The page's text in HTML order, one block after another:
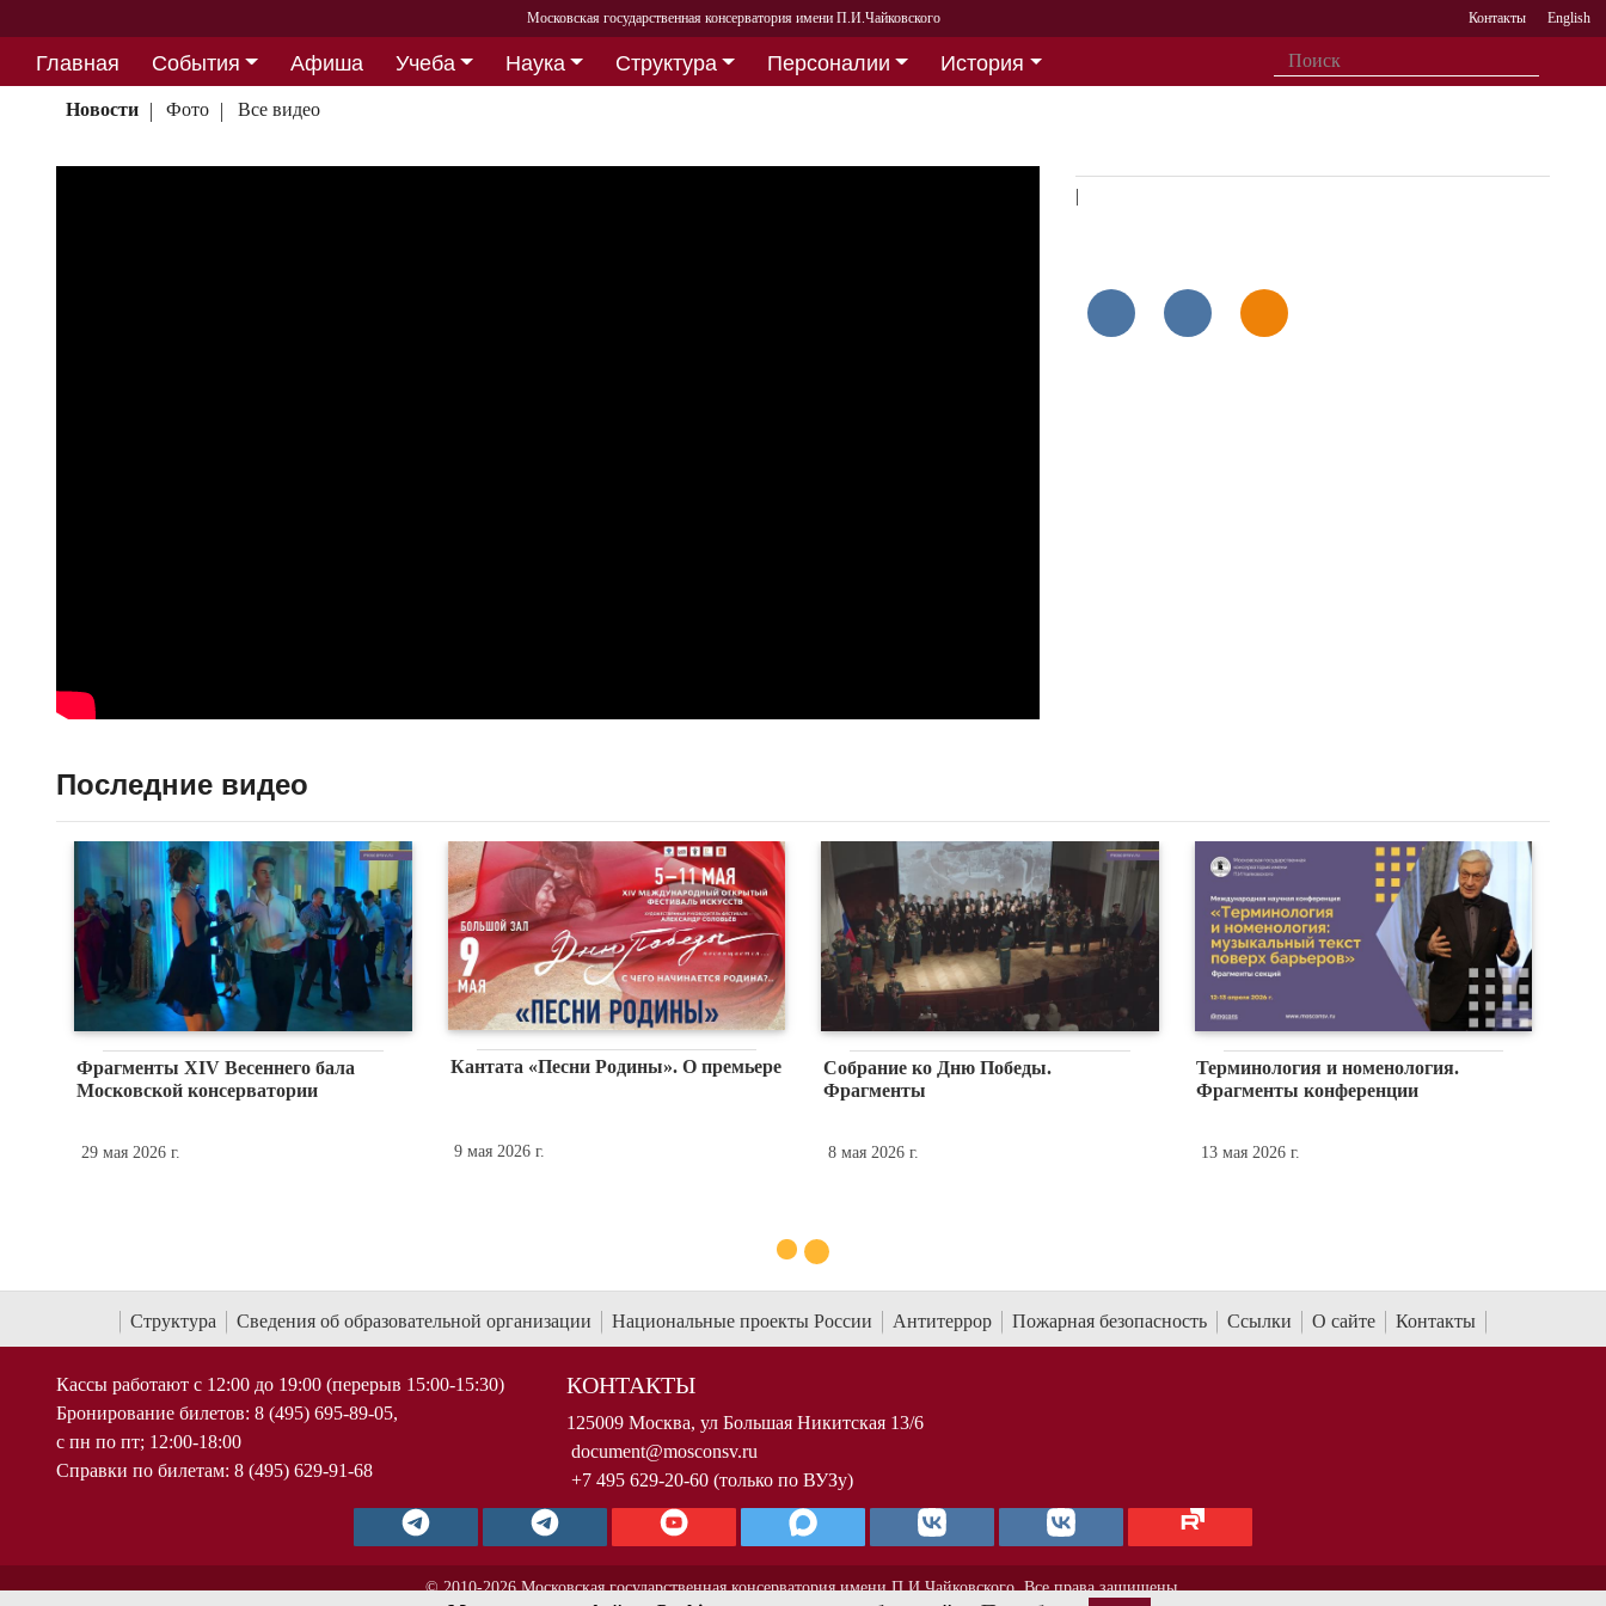
Московская государственная консерватория имени П.И.Чайковского Контакты English
Главная События Афиша Учеба Наука Структура Персоналии
История
Партнерство
Новости Фото Все видео
|
Последние видео
Фрагменты XIV Весеннего бала
Московской консерватории
29 мая 2026 г.
Кантата «Песни Родины». О премьере
9 мая 2026 г.
Собрание ко Дню Победы.
Фрагменты
8 мая 2026 г.
Терминология и номенология.
Фрагменты конференции
13 мая 2026 г.
Структура Сведения об образовательной организации Национальные проекты России Антитеррор Пожарная безопасность Ссылки О сайте Контакты
Кассы работают с 12:00 до 19:00 (перерыв 15:00-15:30)
Бронирование билетов: 8 (495) 695-89-05,
с пн по пт; 12:00-18:00
Справки по билетам: 8 (495) 629-91-68
КОНТАКТЫ
125009 Москва, ул Большая Никитская 13/6
document@mosconsv.ru
+7 495 629-20-60 (только по ВУЗу)
© 2010-2026 Московская государственная консерватория имени П.И.Чайковского. Все права защищены.